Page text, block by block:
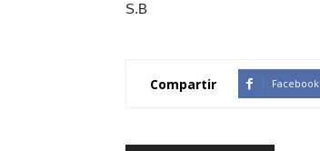
S.B
Compartir Facebook